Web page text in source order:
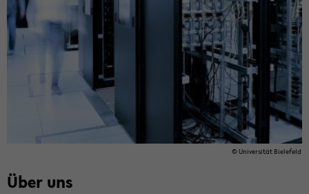
© Uni­ver­si­tät Bie­le­feld
Über uns